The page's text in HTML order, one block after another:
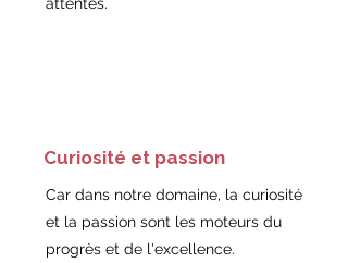
Curiosité et passion
Car dans notre domaine, la curiosité
et la passion sont les moteurs du
progrès et de l'excellence.